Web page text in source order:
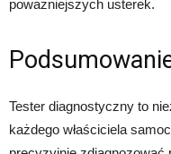
poważniejszych usterek.
Tester diagnostyczny to
każdego właściciela